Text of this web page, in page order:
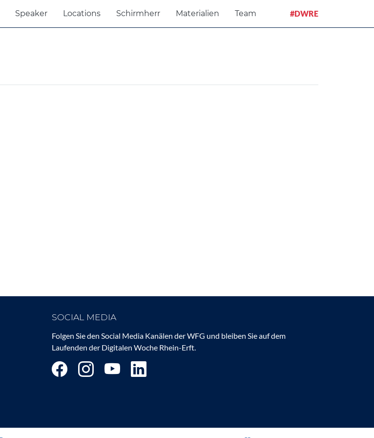
Speaker Locations Schirmherr Materialien Team #DWRE
SOCIAL MEDIA
Folgen Sie den Social Media Kanälen der WFG und bleiben Sie auf dem
Laufenden der Digitalen Woche Rhein-Erft.